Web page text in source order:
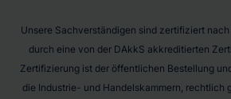
Unsere Sachverständigen sind zertifiziert nach
durch eine von der DAkkS akkreditierten
Zertifizierung ist der öffentlichen Bestellung
die Industrie- und Handelskammern, rechtlich